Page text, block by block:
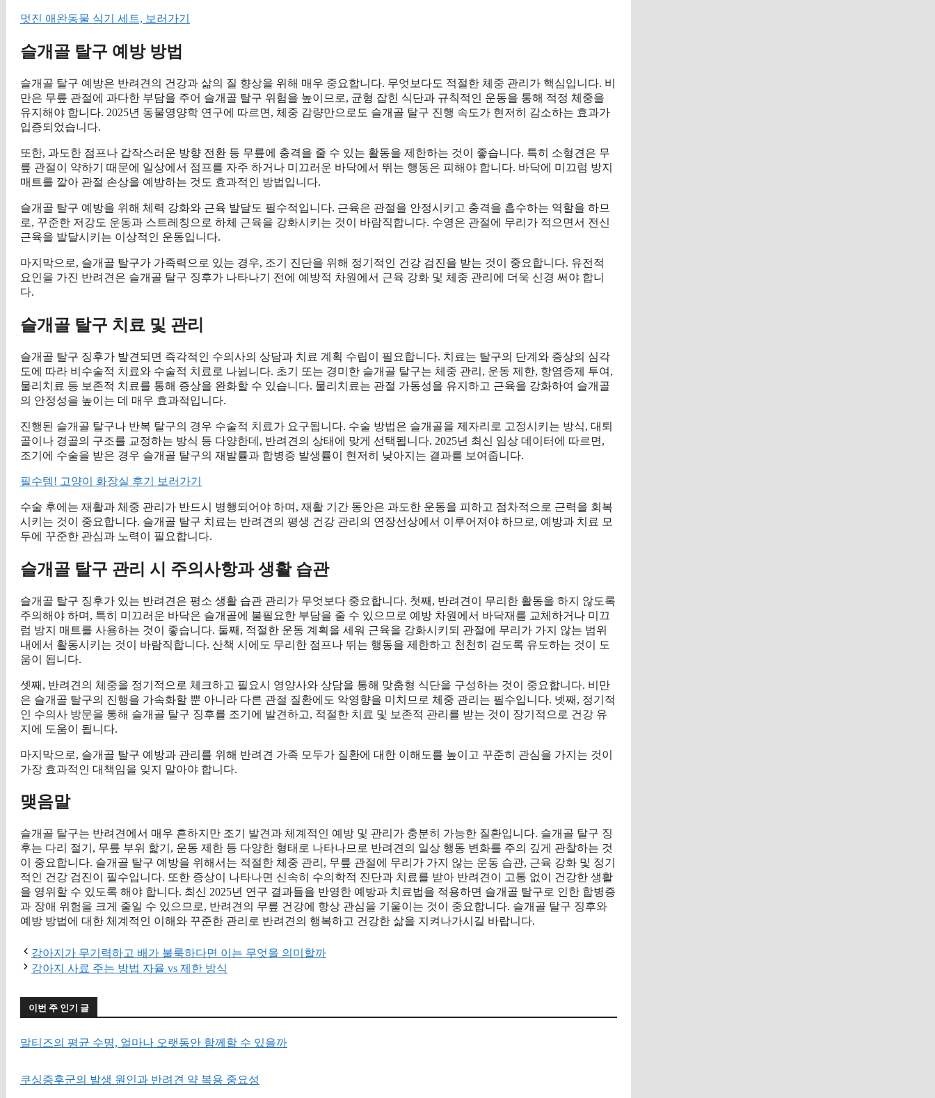
멋진 애완동물 식기 세트, 보러가기
슬개골 탈구 예방 방법
슬개골 탈구 예방은 반려견의 건강과 삶의 질 향상을 위해 매우 중요합니다. 무엇보다도 적절한 체중 관리가 핵심입니다. 비
만은 무릎 관절에 과다한 부담을 주어 슬개골 탈구 위험을 높이므로, 균형 잡힌 식단과 규칙적인 운동을 통해 적정 체중을
유지해야 합니다. 2025년 동물영양학 연구에 따르면, 체중 감량만으로도 슬개골 탈구 진행 속도가 현저히 감소하는 효과가
입증되었습니다.
또한, 과도한 점프나 갑작스러운 방향 전환 등 무릎에 충격을 줄 수 있는 활동을 제한하는 것이 좋습니다. 특히 소형견은 무
릎 관절이 약하기 때문에 일상에서 점프를 자주 하거나 미끄러운 바닥에서 뛰는 행동은 피해야 합니다. 바닥에 미끄럼 방지
매트를 깔아 관절 손상을 예방하는 것도 효과적인 방법입니다.
슬개골 탈구 예방을 위해 체력 강화와 근육 발달도 필수적입니다. 근육은 관절을 안정시키고 충격을 흡수하는 역할을 하므
로, 꾸준한 저강도 운동과 스트레칭으로 하체 근육을 강화시키는 것이 바람직합니다. 수영은 관절에 무리가 적으면서 전신
근육을 발달시키는 이상적인 운동입니다.
마지막으로, 슬개골 탈구가 가족력으로 있는 경우, 조기 진단을 위해 정기적인 건강 검진을 받는 것이 중요합니다. 유전적
요인을 가진 반려견은 슬개골 탈구 징후가 나타나기 전에 예방적 차원에서 근육 강화 및 체중 관리에 더욱 신경 써야 합니
다.
슬개골 탈구 치료 및 관리
슬개골 탈구 징후가 발견되면 즉각적인 수의사의 상담과 치료 계획 수립이 필요합니다. 치료는 탈구의 단계와 증상의 심각
도에 따라 비수술적 치료와 수술적 치료로 나뉩니다. 초기 또는 경미한 슬개골 탈구는 체중 관리, 운동 제한, 항염증제 투여,
물리치료 등 보존적 치료를 통해 증상을 완화할 수 있습니다. 물리치료는 관절 가동성을 유지하고 근육을 강화하여 슬개골
의 안정성을 높이는 데 매우 효과적입니다.
진행된 슬개골 탈구나 반복 탈구의 경우 수술적 치료가 요구됩니다. 수술 방법은 슬개골을 제자리로 고정시키는 방식, 대퇴
골이나 경골의 구조를 교정하는 방식 등 다양한데, 반려견의 상태에 맞게 선택됩니다. 2025년 최신 임상 데이터에 따르면,
조기에 수술을 받은 경우 슬개골 탈구의 재발률과 합병증 발생률이 현저히 낮아지는 결과를 보여줍니다.
필수템! 고양이 화장실 후기 보러가기
수술 후에는 재활과 체중 관리가 반드시 병행되어야 하며, 재활 기간 동안은 과도한 운동을 피하고 점차적으로 근력을 회복
시키는 것이 중요합니다. 슬개골 탈구 치료는 반려견의 평생 건강 관리의 연장선상에서 이루어져야 하므로, 예방과 치료 모
두에 꾸준한 관심과 노력이 필요합니다.
슬개골 탈구 관리 시 주의사항과 생활 습관
슬개골 탈구 징후가 있는 반려견은 평소 생활 습관 관리가 무엇보다 중요합니다. 첫째, 반려견이 무리한 활동을 하지 않도록
주의해야 하며, 특히 미끄러운 바닥은 슬개골에 불필요한 부담을 줄 수 있으므로 예방 차원에서 바닥재를 교체하거나 미끄
럼 방지 매트를 사용하는 것이 좋습니다. 둘째, 적절한 운동 계획을 세워 근육을 강화시키되 관절에 무리가 가지 않는 범위
내에서 활동시키는 것이 바람직합니다. 산책 시에도 무리한 점프나 뛰는 행동을 제한하고 천천히 걷도록 유도하는 것이 도
움이 됩니다.
셋째, 반려견의 체중을 정기적으로 체크하고 필요시 영양사와 상담을 통해 맞춤형 식단을 구성하는 것이 중요합니다. 비만
은 슬개골 탈구의 진행을 가속화할 뿐 아니라 다른 관절 질환에도 악영향을 미치므로 체중 관리는 필수입니다. 넷째, 정기적
인 수의사 방문을 통해 슬개골 탈구 징후를 조기에 발견하고, 적절한 치료 및 보존적 관리를 받는 것이 장기적으로 건강 유
지에 도움이 됩니다.
마지막으로, 슬개골 탈구 예방과 관리를 위해 반려견 가족 모두가 질환에 대한 이해도를 높이고 꾸준히 관심을 가지는 것이
가장 효과적인 대책임을 잊지 말아야 합니다.
맺음말
슬개골 탈구는 반려견에서 매우 흔하지만 조기 발견과 체계적인 예방 및 관리가 충분히 가능한 질환입니다. 슬개골 탈구 징
후는 다리 절기, 무릎 부위 핥기, 운동 제한 등 다양한 형태로 나타나므로 반려견의 일상 행동 변화를 주의 깊게 관찰하는 것
이 중요합니다. 슬개골 탈구 예방을 위해서는 적절한 체중 관리, 무릎 관절에 무리가 가지 않는 운동 습관, 근육 강화 및 정기
적인 건강 검진이 필수입니다. 또한 증상이 나타나면 신속히 수의학적 진단과 치료를 받아 반려견이 고통 없이 건강한 생활
을 영위할 수 있도록 해야 합니다. 최신 2025년 연구 결과들을 반영한 예방과 치료법을 적용하면 슬개골 탈구로 인한 합병증
과 장애 위험을 크게 줄일 수 있으므로, 반려견의 무릎 건강에 항상 관심을 기울이는 것이 중요합니다. 슬개골 탈구 징후와
예방 방법에 대한 체계적인 이해와 꾸준한 관리로 반려견의 행복하고 건강한 삶을 지켜나가시길 바랍니다.
강아지가 무기력하고 배가 불룩하다면 이는 무엇을 의미할까
강아지 사료 주는 방법 자율 vs 제한 방식
이번 주 인기 글
말티즈의 평균 수명, 얼마나 오랫동안 함께할 수 있을까
쿠싱증후군의 발생 원인과 반려견 약 복용 중요성